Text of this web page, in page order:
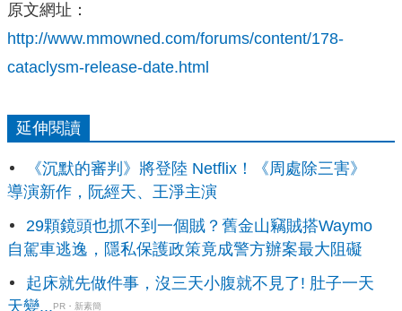
原文網址：
http://www.mmowned.com/forums/content/178-
cataclysm-release-date.html
延伸閱讀
《沉默的審判》將登陸 Netflix！《周處除三害》
導演新作，阮經天、王淨主演
29顆鏡頭也抓不到一個賊？舊金山竊賊搭Waymo
自駕車逃逸，隱私保護政策竟成警方辦案最大阻礙
起床就先做件事，沒三天小腹就不見了! 肚子一天
天變...PR・新素簡